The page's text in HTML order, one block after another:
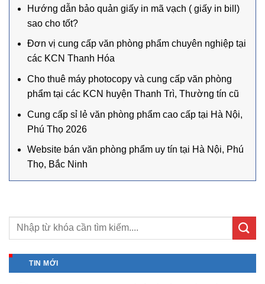
Hướng dẫn bảo quản giấy in mã vạch ( giấy in bill)
sao cho tốt?
Đơn vị cung cấp văn phòng phẩm chuyên nghiệp tại
các KCN Thanh Hóa
Cho thuê máy photocopy và cung cấp văn phòng
phẩm tại các KCN huyện Thanh Trì, Thường tín cũ
Cung cấp sỉ lẻ văn phòng phẩm cao cấp tại Hà Nội,
Phú Thọ 2026
Website bán văn phòng phẩm uy tín tại Hà Nội, Phú
Thọ, Bắc Ninh
TIN MỚI